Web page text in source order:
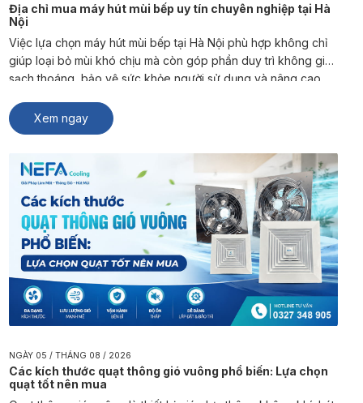
Địa chỉ mua máy hút mùi bếp uy tín chuyên nghiệp tại Hà
Nội
Việc lựa chọn máy hút mùi bếp tại Hà Nội phù hợp không chỉ
giúp loại bỏ mùi khó chịu mà còn góp phần duy trì không gian
sạch thoáng, bảo vệ sức khỏe người sử dụng và nâng cao
chuyên sản xuất và […]
Xem ngay
NGÀY 05 / THÁNG 08 / 2026
Các kích thước quạt thông gió vuông phổ biến: Lựa chọn
quạt tốt nên mua